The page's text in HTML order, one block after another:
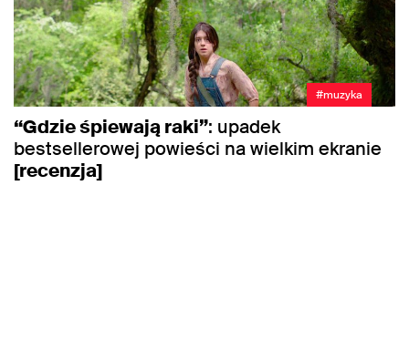
#muzyka
“Gdzie śpiewają raki”: upadek
bestsellerowej powieści na wielkim ekranie
[recenzja]